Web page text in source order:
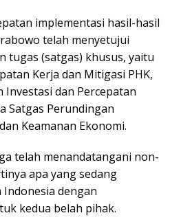
implementasi hasil-hasil
telah menyetujui
tugas (satgas) khusus, yaitu
Kerja dan Mitigasi PHK,
dan Percepatan
Satgas Perundingan
Keamanan Ekonomi.
telah menandatangani non-
apa yang sedang
dengan
kedua belah pihak.